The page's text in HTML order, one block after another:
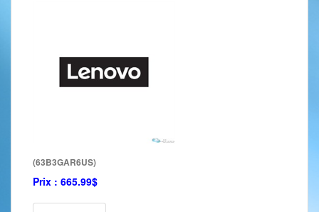
(63B3GAR6US)
Prix : 665.99$